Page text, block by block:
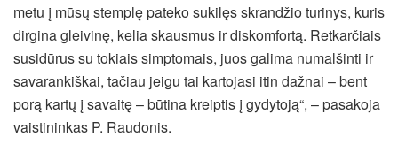
metu į mūsų stemplę pateko sukilęs skrandžio turinys, kuris
dirgina gleivinę, kelia skausmus ir diskomfortą. Retkarčiais
susidūrus su tokiais simptomais, juos galima numalšinti ir
savarankiškai, tačiau jeigu tai kartojasi itin dažnai – bent
porą kartų į savaitę – būtina kreiptis į gydytoją“, – pasakoja
vaistininkas P. Raudonis.